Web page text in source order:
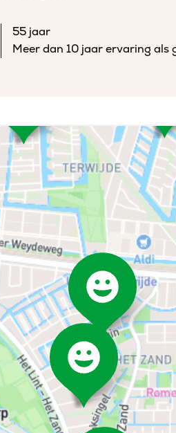
55 jaar
Meer dan 10 jaar ervaring als